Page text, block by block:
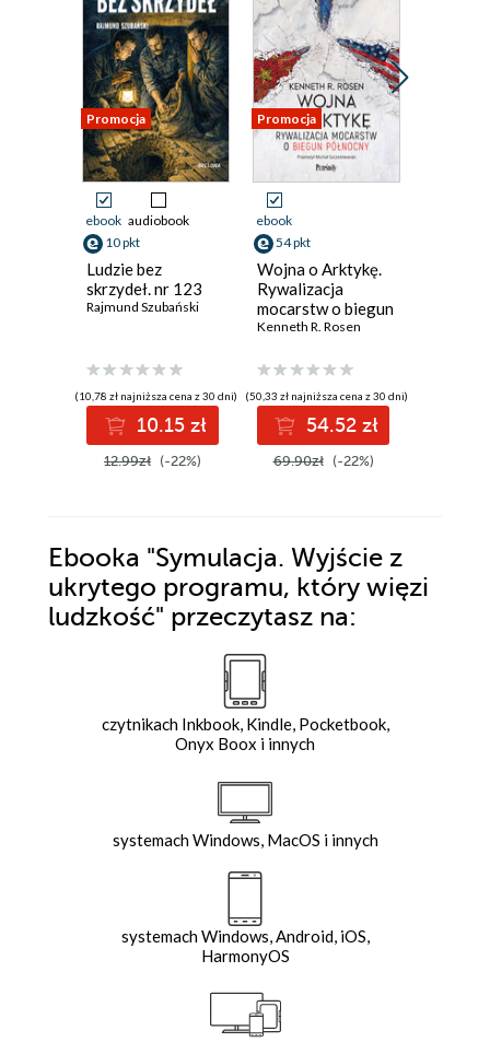
Promocja
ebook audiobook
10 pkt
Ludzie bez
skrzydeł. nr 123
Rajmund Szubański
(10,78 zł najniższa cena z 30 dni)
10.15 zł
12.99zł (-22%)
Promocja
ebook
54 pkt
Wojna o Arktykę.
Rywalizacja
mocarstw o biegun
północny
Kenneth R. Rosen
(50,33 zł najniższa cena z 30 dni)
54.52 zł
69.90zł (-22%)
Ebooka "Symulacja. Wyjście z
ukrytego programu, który więzi
ludzkość" przeczytasz na:
czytnikach Inkbook, Kindle, Pocketbook,
Onyx Boox i innych
systemach Windows, MacOS i innych
systemach Windows, Android, iOS,
HarmonyOS